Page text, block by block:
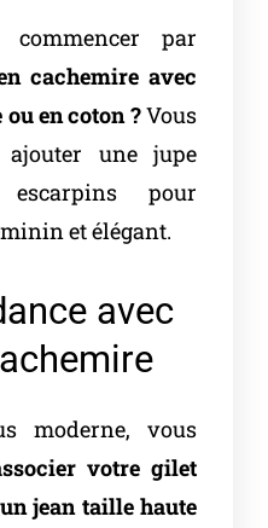
par
cachemire avec
en coton ?Vous
ajouter une jupe
pour
et élégant.
avec
moderne, vous
votre gilet
jean taille haute